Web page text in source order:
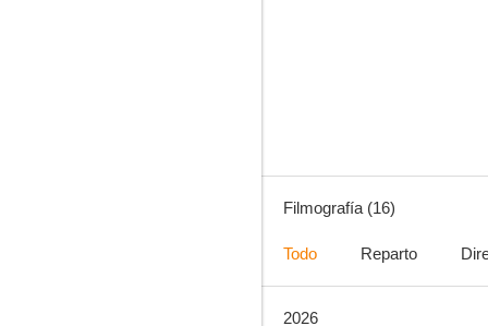
Filmografía (16)
Todo Reparto
2026